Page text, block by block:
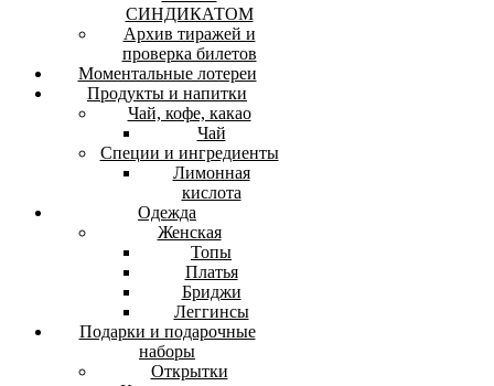
СИНДИКАТОМ
Архив тиражей и
проверка билетов
Моментальные лотереи
Продукты и напитки
Чай, кофе, какао
Чай
Специи и ингредиенты
Лимонная
кислота
Одежда
Женская
Топы
Платья
Бриджи
Леггинсы
Подарки и подарочные
наборы
Открытки